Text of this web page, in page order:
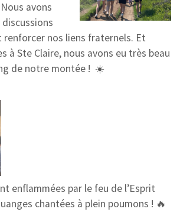
avons
renforcer nos liens fraternels. Et
à Ste Claire, nous avons eu très beau
de notre montée ! ☀️
enflammées par le feu de l’Esprit
chantées à plein poumons ! 🔥